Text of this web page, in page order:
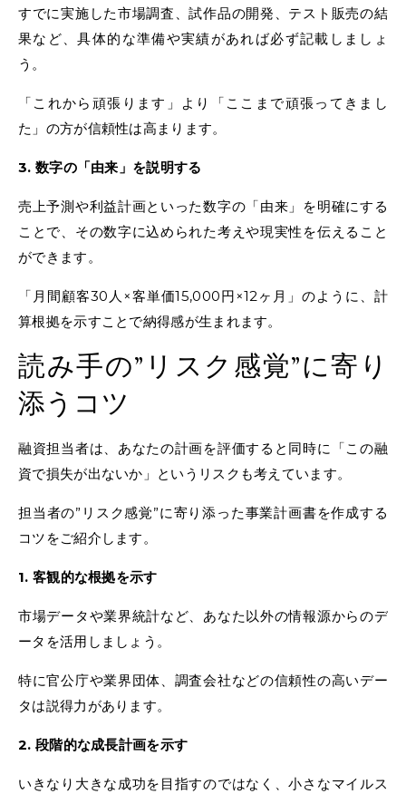
すでに実施した市場調査、試作品の開発、テスト販売の結
果など、具体的な準備や実績があれば必ず記載しましょ
う。
「これから頑張ります」より「ここまで頑張ってきまし
た」の方が信頼性は高まります。
3. 数字の「由来」を説明する
売上予測や利益計画といった数字の「由来」を明確にする
ことで、その数字に込められた考えや現実性を伝えること
ができます。
「月間顧客30人×客単価15,000円×12ヶ月」のように、計
算根拠を示すことで納得感が生まれます。
読み手の”リスク感覚”に寄り
添うコツ
融資担当者は、あなたの計画を評価すると同時に「この融
資で損失が出ないか」というリスクも考えています。
担当者の”リスク感覚”に寄り添った事業計画書を作成する
コツをご紹介します。
1. 客観的な根拠を示す
市場データや業界統計など、あなた以外の情報源からのデ
ータを活用しましょう。
特に官公庁や業界団体、調査会社などの信頼性の高いデー
タは説得力があります。
2. 段階的な成長計画を示す
いきなり大きな成功を目指すのではなく、小さなマイルス